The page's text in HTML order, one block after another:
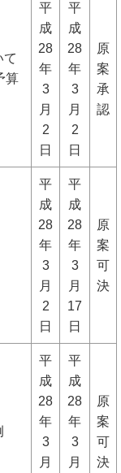
て
算
平
成
28
年
3
月
2
日
平
成
28
年
3
月
2
日
原
案
承
認
平
成
28
年
3
月
2
日
平
成
28
年
3
月
17
日
原
案
可
決
平
成
28
年
3
月
平
成
28
年
3
月
原
案
可
決